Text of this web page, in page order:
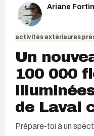
Ariane Fortin
activités extérieures
Un
100 000
de Laval
Prépare-toi à un